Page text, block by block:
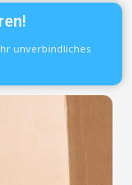
unverbindliches